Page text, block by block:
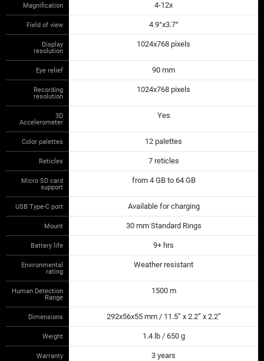
Magnification 4-12х
Field of view 4.9°x3.7°
Display
resolution
1024x768 pixels
Eye relief 90 mm
Recording
resolution
1024x768 pixels
3D
Accelerometer
Yes
Color palettes 12 palettes
Reticles 7 reticles
Micro SD card
support
from 4 GB to 64 GB
USB Type-C port Available for charging
Mount 30 mm Standard Rings
Battery life 9+ hrs
Environmental
rating
Weather resistant
Human Detection
Range
1500 m
Dimensions 292x56x55 mm / 11.5” x 2.2” x 2.2”
Weight 1.4 lb / 650 g
Warranty 3 years